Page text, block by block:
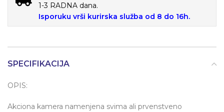
1-3 RADNA dana.
Isporuku vrši kurirska služba od 8 do 16h.
SPECIFIKACIJA
OPIS:
Akciona kamera namenjena svima ali prvenstveno